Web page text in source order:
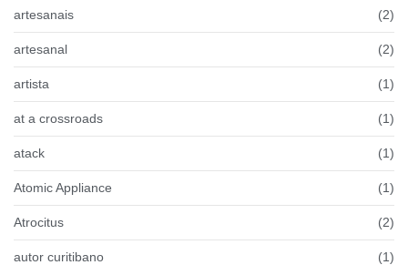
artesanais (2)
artesanal (2)
artista (1)
at a crossroads (1)
atack (1)
Atomic Appliance (1)
Atrocitus (2)
autor curitibano (1)